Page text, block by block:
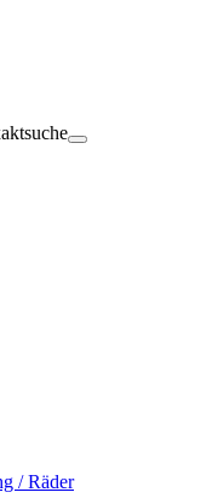
/ Räder